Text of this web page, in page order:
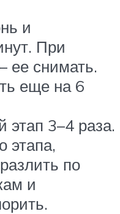
и
При
ее снимать.
еще на 6
этап 3–4 раза.
этапа,
по
и